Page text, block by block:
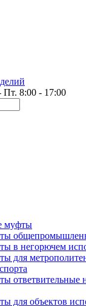
8:00 - 17:00
муфты
в негорючем
для
ответвительные
для объектов